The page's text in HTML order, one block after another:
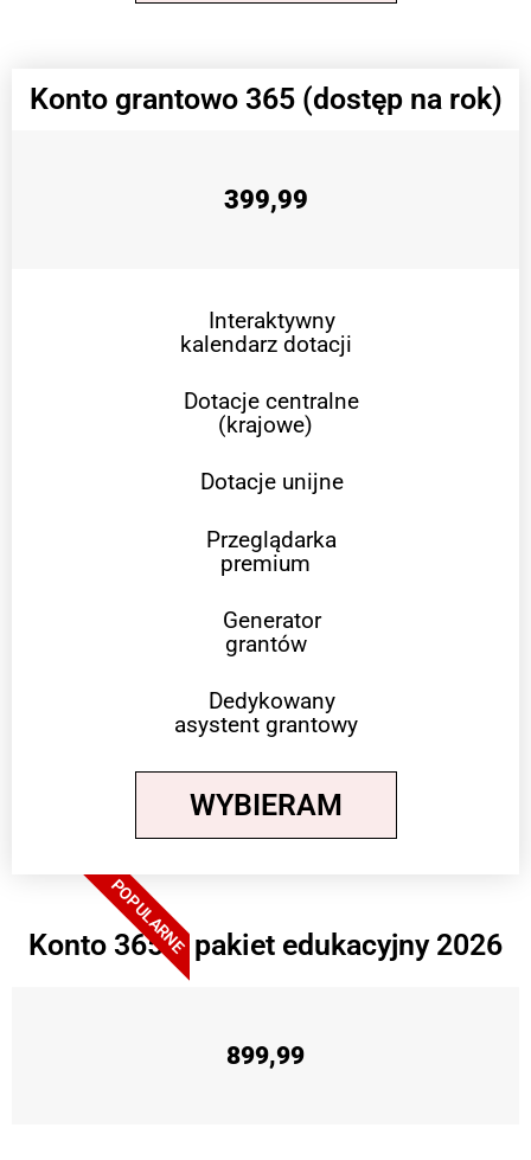
Konto grantowo 365 (dostęp na rok)
399,99
Interaktywny
kalendarz dotacji
Dotacje centralne
(krajowe)
Dotacje unijne
Przeglądarka
premium
Generator
grantów
Dedykowany
asystent grantowy
WYBIERAM
POPULARNE
Konto 365 + pakiet edukacyjny 2026
899,99